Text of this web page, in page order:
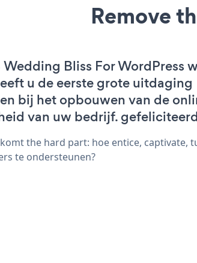
Remove
Bliss For WordPress
u de eerste grote uitdaging
bij het opbouwen van de
van uw bedrijf.
the hard part: hoe entice, captivate,
te ondersteunen?